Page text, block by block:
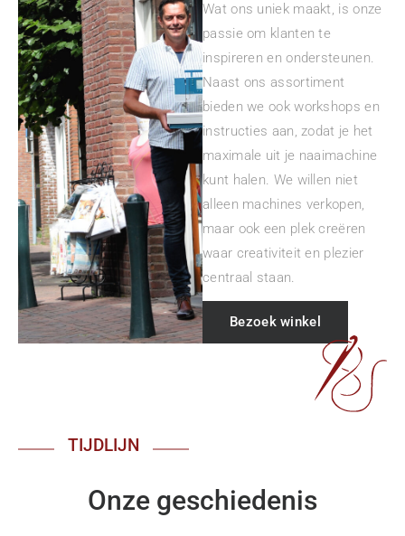
Wat ons uniek maakt, is onze
passie om klanten te
inspireren en ondersteunen.
Naast ons assortiment
bieden we ook workshops en
instructies aan, zodat je het
maximale uit je naaimachine
kunt halen. We willen niet
alleen machines verkopen,
maar ook een plek creëren
waar creativiteit en plezier
centraal staan.
Bezoek winkel
TIJDLIJN
Onze geschiedenis